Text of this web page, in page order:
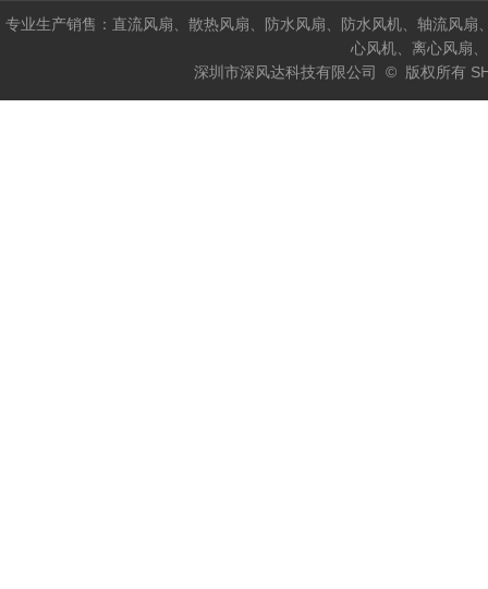
专业生产销售：直流风扇、散热风扇、防水风扇、防水风机、轴流风
心风机、离心风扇
深圳市深风达科技有限公司 © 版权所有